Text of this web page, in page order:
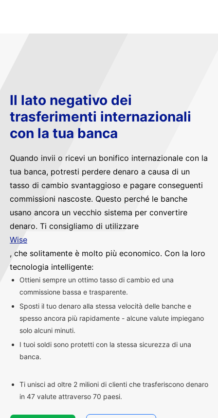
Il lato negativo dei
trasferimenti internazionali
con la tua banca
Quando invii o ricevi un bonifico internazionale con la
tua banca, potresti perdere denaro a causa di un
tasso di cambio svantaggioso e pagare conseguenti
commissioni nascoste. Questo perché le banche
usano ancora un vecchio sistema per convertire
denaro. Ti consigliamo di utilizzare
Wise
, che solitamente è molto più economico. Con la loro
tecnologia intelligente:
Ottieni sempre un ottimo tasso di cambio ed una
commissione bassa e trasparente.
Sposti il tuo denaro alla stessa velocità delle banche e
spesso ancora più rapidamente - alcune valute impiegano
solo alcuni minuti.
I tuoi soldi sono protetti con la stessa sicurezza di una
banca.
Ti unisci ad oltre 2 milioni di clienti che trasferiscono denaro
in 47 valute attraverso 70 paesi.